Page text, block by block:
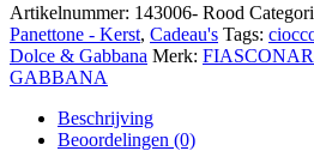
Artikelnummer: 143006- Rood
Panettone - Kerst, Cadeau's Tags:
Dolce & Gabbana Merk:
GABBANA
Beschrijving
Beoordelingen (0)